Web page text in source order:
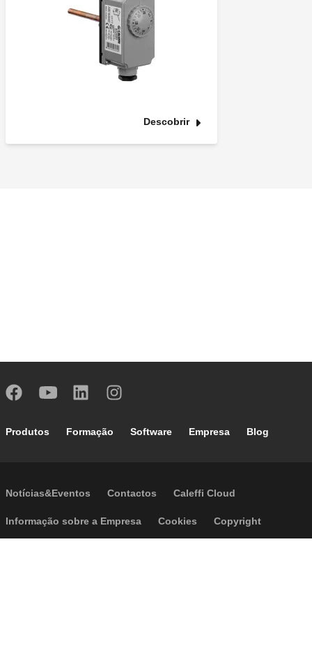
Descobrir
Footer main navigation
Produtos Formação Software Empresa Blog
Footer secondary navigation
Notícias&Eventos Contactos Caleffi Cloud
Footer menu
Informação sobre a Empresa Cookies Copyright